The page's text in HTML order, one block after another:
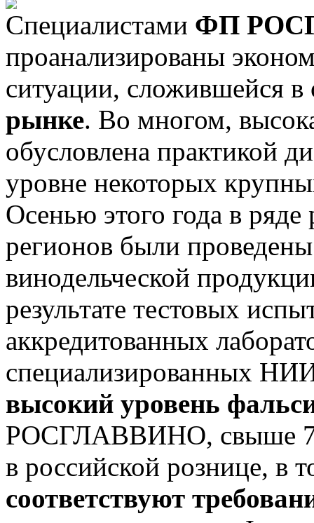
Специалистами ФП
проанализированы
ситуации, сложившейся в
рынке. Во многом,
обусловлена практикой
уровне некоторых
Осенью этого года в
регионов были
винодельческой
результате тестовых
аккредитованных
специализированных
высокий уровень
РОСГЛАВВИНО, свыше
в российской рознице, в
соответствуют